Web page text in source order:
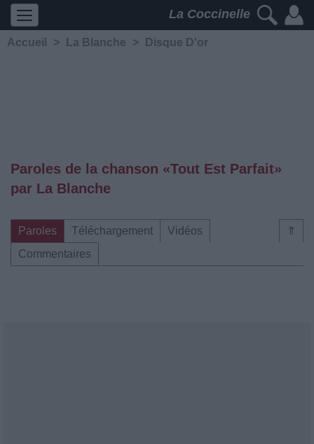
La Coccinelle
Accueil > La Blanche > Disque D'or
Paroles de la chanson «Tout Est Parfait»
par La Blanche
⇑
Paroles Téléchargement
Vidéos
Commentaires